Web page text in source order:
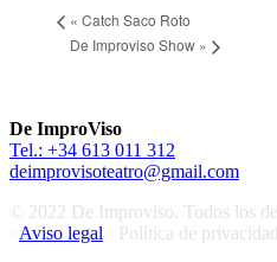
« Catch Saco Roto
De Improviso Show »
De ImproViso
Tel.: +34 613 011 312
deimprovisoteatro@gmail.com
© 2022 De Improviso. Todos los
· Aviso legal · Política de